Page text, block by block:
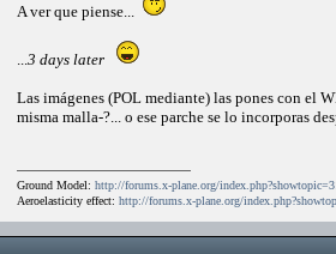
A ver que piense...
3 days later
Las imágenes (POL mediante) las pones con el
misma malla-?... o ese parche se lo incorporas
Ground Model: http://forums.x-plane.org/
Aeroelasticity effect: http://forums.x-plane.org/